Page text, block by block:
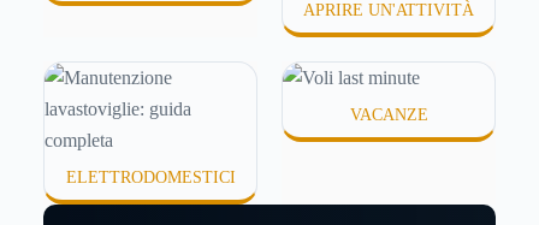
APRIRE UN'ATTIVITÀ
ELETTRODOMESTICI
VACANZE